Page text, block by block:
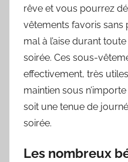
rêve et vous pourrez
vêtements favoris
mal à l’aise durant
soirée. Ces sous-
effectivement, très
maintien sous
soit une tenue de
soirée.
Les nombreux